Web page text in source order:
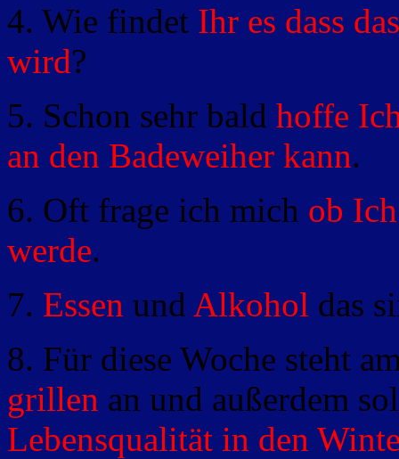
4. Wie findet Ihr es dass
wird?
5. Schon sehr bald hoffe
an den Badeweiher kann.
6. Oft frage ich mich ob
werde.
7. Essen und Alkohol das
8. Für diese Woche steht
grillen an und außerdem
Lebensqualität in den